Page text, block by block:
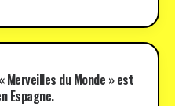
Merveilles du Monde » est
Espagne.